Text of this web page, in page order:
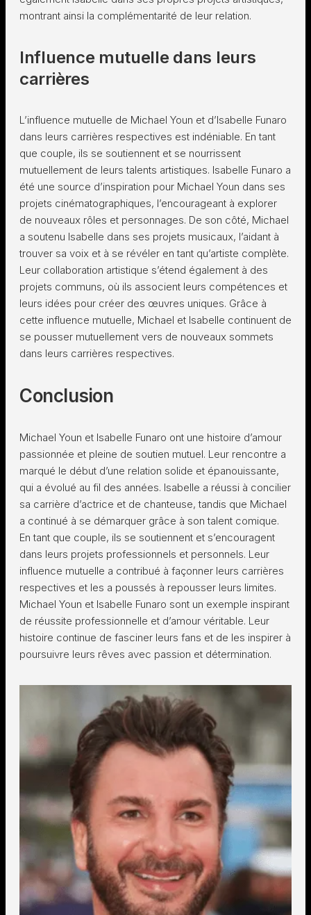
montrant ainsi la complémentarité de leur relation.
Influence mutuelle dans leurs
carrières
L’influence mutuelle de Michael Youn et d’Isabelle Funaro
dans leurs carrières respectives est indéniable. En tant
que couple, ils se soutiennent et se nourrissent
mutuellement de leurs talents artistiques. Isabelle Funaro a
été une source d’inspiration pour Michael Youn dans ses
projets cinématographiques, l’encourageant à explorer
de nouveaux rôles et personnages. De son côté, Michael
a soutenu Isabelle dans ses projets musicaux, l’aidant à
trouver sa voix et à se révéler en tant qu’artiste complète.
Leur collaboration artistique s’étend également à des
projets communs, où ils associent leurs compétences et
leurs idées pour créer des œuvres uniques. Grâce à
cette influence mutuelle, Michael et Isabelle continuent de
se pousser mutuellement vers de nouveaux sommets
dans leurs carrières respectives.
Conclusion
Michael Youn et Isabelle Funaro ont une histoire d’amour
passionnée et pleine de soutien mutuel. Leur rencontre a
marqué le début d’une relation solide et épanouissante,
qui a évolué au fil des années. Isabelle a réussi à concilier
sa carrière d’actrice et de chanteuse, tandis que Michael
a continué à se démarquer grâce à son talent comique.
En tant que couple, ils se soutiennent et s’encouragent
dans leurs projets professionnels et personnels. Leur
influence mutuelle a contribué à façonner leurs carrières
respectives et les a poussés à repousser leurs limites.
Michael Youn et Isabelle Funaro sont un exemple inspirant
de réussite professionnelle et d’amour véritable. Leur
histoire continue de fasciner leurs fans et de les inspirer à
poursuivre leurs rêves avec passion et détermination.